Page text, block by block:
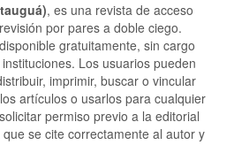
, es una revista de acceso
por pares a doble ciego.
gratuitamente, sin cargo
Los usuarios pueden
imprimir, buscar o vincular
artículos o usarlos para cualquier
permiso previo a la editorial
se cite correctamente al autor y